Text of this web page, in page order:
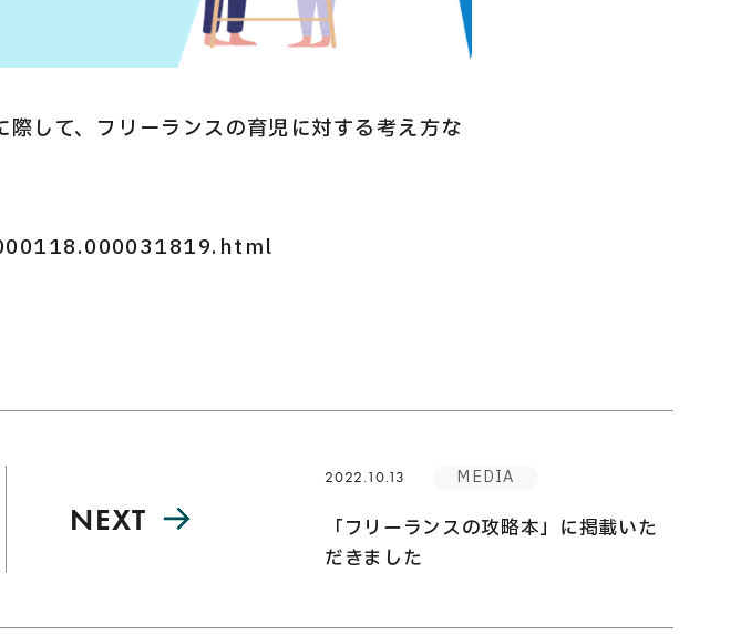
して、フリーランスの育児に対する考え方な
2022.10.13 MEDIA
「フリーランスの攻略本」に掲載いた
だきました
NEXT